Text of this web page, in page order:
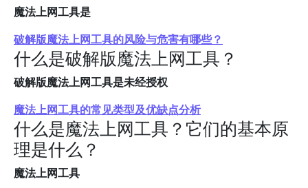
魔法上网工具是
破解版魔法上网工具的风险与危害有哪些？
什么是破解版魔法上网工具？
破解版魔法上网工具是未经授权
魔法上网工具的常见类型及优缺点分析
什么是魔法上网工具？它们的基本原
理是什么？
魔法上网工具